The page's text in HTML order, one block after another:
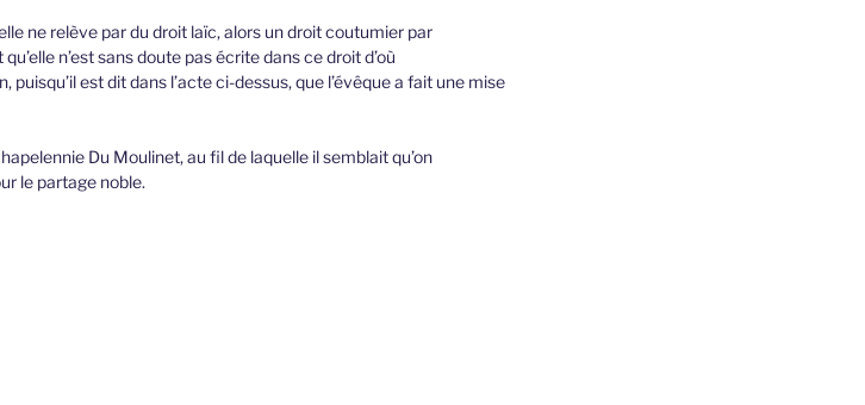
ne relève par du droit laïc, alors un droit coutumier par
n’est sans doute pas écrite dans ce droit d’où
est dit dans l’acte ci-dessus, que l’évêque a fait une mise
Du Moulinet, au fil de laquelle il semblait qu’on
le partage noble.